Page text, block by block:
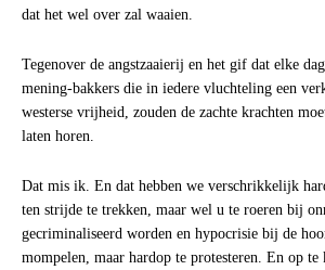
dat het wel over zal waaien.
Tegenover de angstzaaierij en het gif dat elke
mening-bakkers die in iedere vluchteling een
westerse vrijheid, zouden de zachte krachten
laten horen.
Dat mis ik. En dat hebben we verschrikkelijk
ten strijde te trekken, maar wel u te roeren bij
gecriminaliseerd worden en hypocrisie bij de
mompelen, maar hardop te protesteren. En op